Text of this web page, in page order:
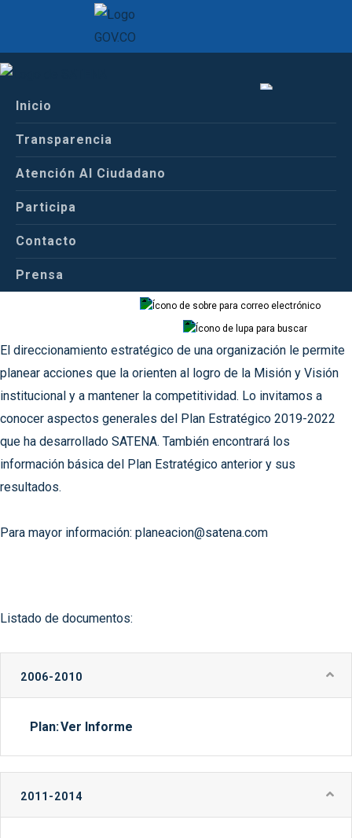
Inicio
Transparencia
Atención Al Ciudadano
Participa
Contacto
Prensa
Inicio
Conoce a Satena
Planes Estratégicos
El direccionamiento estratégico de una organización le permite
planear acciones que la orienten al logro de la Misión y Visión
institucional y a mantener la competitividad. Lo invitamos a
conocer aspectos generales del Plan Estratégico 2019-2022
que ha desarrollado SATENA. También encontrará los
información básica del Plan Estratégico anterior y sus
resultados.
Para mayor información: planeacion@satena.com
Listado de documentos:
2006-2010
Plan:Ver Informe
2011-2014